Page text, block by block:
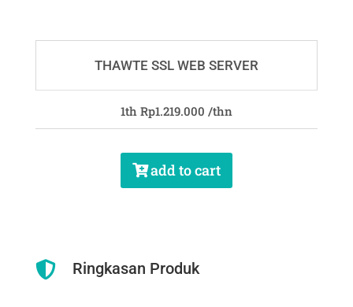
THAWTE SSL WEB SERVER
1th Rp1.219.000 /thn
add to cart
 Ringkasan Produk